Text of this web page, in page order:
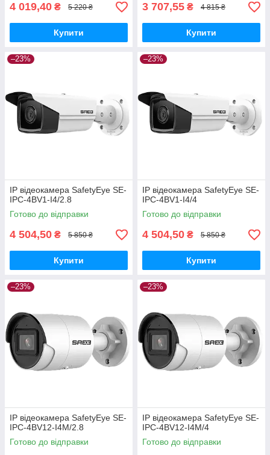
4 019,40 ₴ 5 220 ₴
Купити
3 707,55 ₴ 4 815 ₴
Купити
–23%
IP відеокамера SafetyEye SE-
IPC-4BV1-I4/2.8
Готово до відправки
4 504,50 ₴ 5 850 ₴
Купити
–23%
IP відеокамера SafetyEye SE-
IPC-4BV1-I4/4
Готово до відправки
4 504,50 ₴ 5 850 ₴
Купити
–23%
IP відеокамера SafetyEye SE-
IPC-4BV12-I4M/2.8
Готово до відправки
–23%
IP відеокамера SafetyEye SE-
IPC-4BV12-I4M/4
Готово до відправки